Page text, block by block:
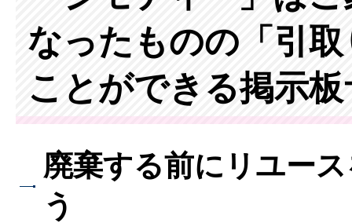
なったものの「引
ことができる掲示
廃棄する前にリユー
う